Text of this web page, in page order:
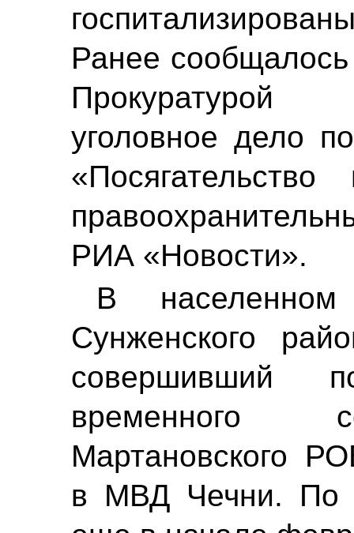
Ранее
Прокуратурой
уголовное дело
РИА «Новости».
В населенном
Сунженского
совершивший
временного
Мартановского
в МВД Чечни. По